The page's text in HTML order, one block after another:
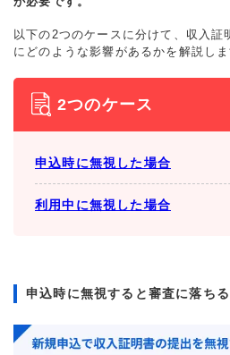
以下の2つのケースに分けて、収入証
にどのような影響があるかを解説しま
2つのケース
申込時に無視した場合
利用中に無視した場合
申込時に無視すると審査に落ちる